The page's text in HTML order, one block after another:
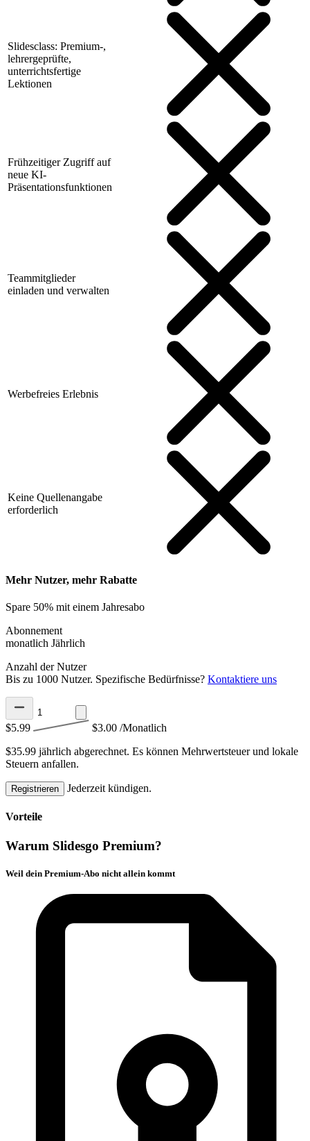
Slidesclass: Premium-,
lehrergeprüfte,
unterrichtsfertige
Lektionen
Frühzeitiger Zugriff auf
neue KI-
Präsentationsfunktionen
Teammitglieder
einladen und verwalten
Werbefreies Erlebnis
Keine Quellenangabe
erforderlich
Mehr Nutzer, mehr Rabatte
Spare 50% mit einem Jahresabo
Abonnement
monatlich Jährlich
Anzahl der Nutzer
Bis zu 1000 Nutzer. Spezifische Bedürfnisse? Kontaktiere uns
$5.99 $3.00 /Monatlich
$35.99 jährlich abgerechnet. Es können Mehrwertsteuer und lokale
Steuern anfallen.
Registrieren Jederzeit kündigen.
Vorteile
Warum Slidesgo Premium?
Weil dein Premium-Abo nicht allein kommt